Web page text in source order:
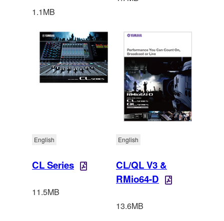
1.1MB
CL Series
English
11.5MB
CL/QL V3 &
RMio64-D
English
13.6MB